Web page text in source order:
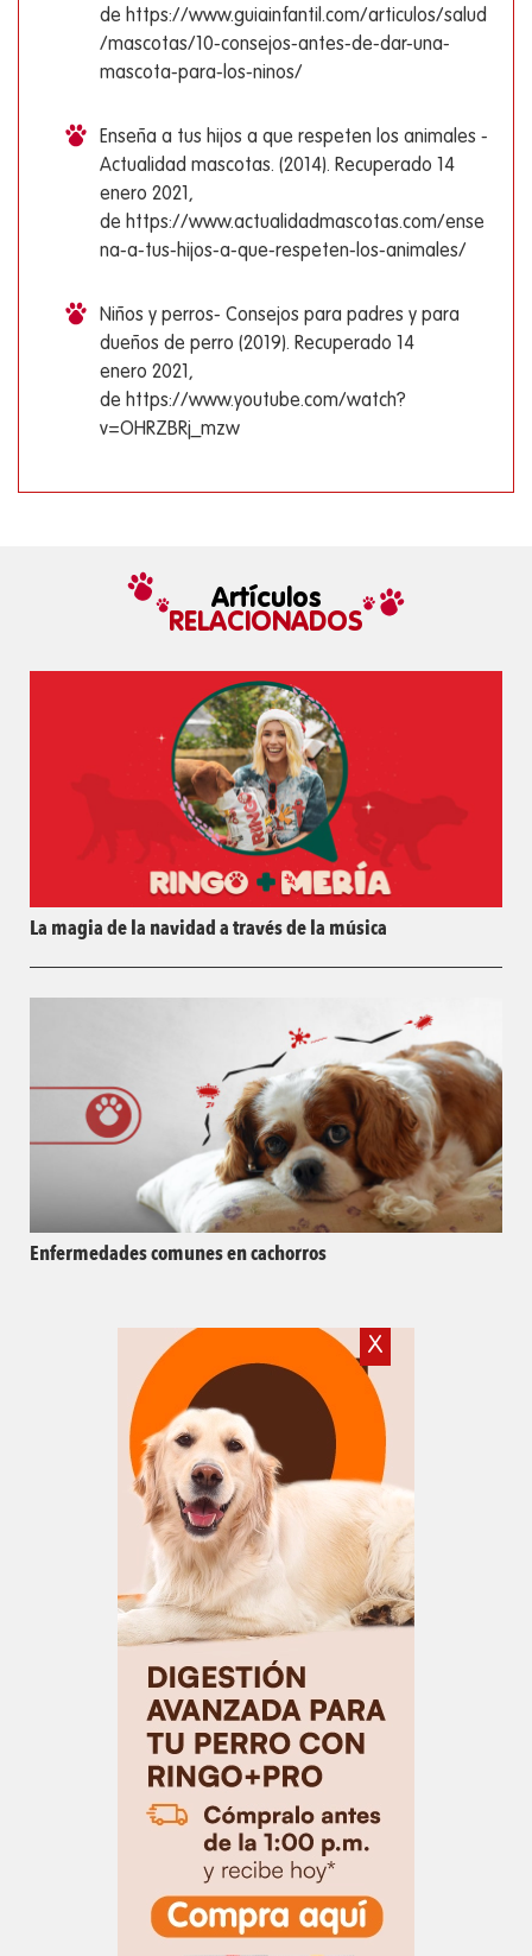
de https://www.guiainfantil.com/articulos/salud
/mascotas/10-consejos-antes-de-dar-una-
mascota-para-los-ninos/
Enseña a tus hijos a que respeten los animales -
Actualidad mascotas. (2014). Recuperado 14
enero 2021,
de https://www.actualidadmascotas.com/ense
na-a-tus-hijos-a-que-respeten-los-animales/
Niños y perros- Consejos para padres y para
dueños de perro (2019). Recuperado 14
enero 2021,
de https://www.youtube.com/watch?
v=OHRZBRj_mzw
Artículos
RELACIONADOS
La magia de la navidad a través de la música
Enfermedades comunes en cachorros
X